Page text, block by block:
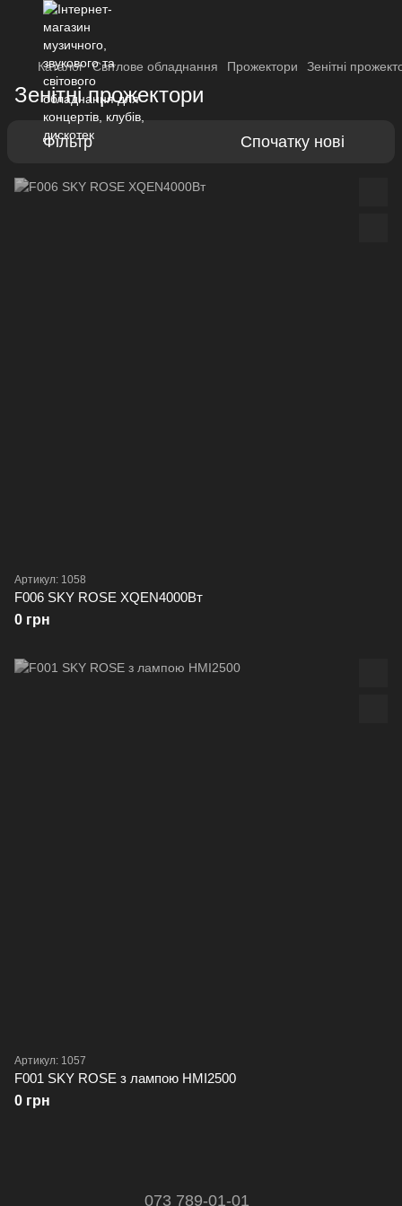
Каталог Світлове обладнання Прожектори Зенітні
Зенітні прожектори
Фільтр Спочатку нові
Артикул: 1058
F006 SKY ROSE XQEN4000Вт
0 грн
Артикул: 1057
F001 SKY ROSE з лампою HMI2500
0 грн
073 789-01-01